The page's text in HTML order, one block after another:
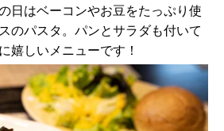
日はベーコンやお豆をたっぷり使
のパスタ。パンとサラダも付いて
嬉しいメニューです！